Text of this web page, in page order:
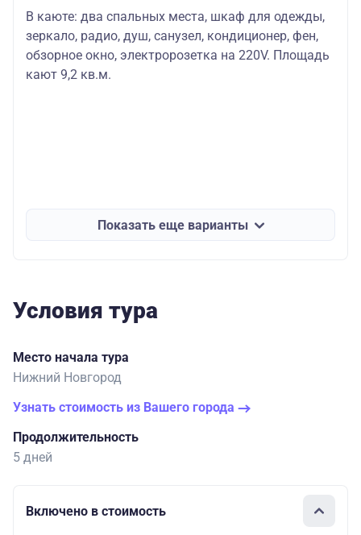
В каюте: два спальных места, шкаф для одежды,
зеркало, радио, душ, санузел, кондиционер, фен,
обзорное окно, электророзетка на 220V. Площадь
кают 9,2 кв.м.
Показать еще варианты
Условия тура
Место начала тура
Нижний Новгород
Узнать стоимость из Вашего города
Продолжительность
5 дней
Включено в стоимость